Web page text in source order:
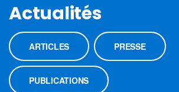
Actualités
ARTICLES PRESSE
PUBLICATIONS